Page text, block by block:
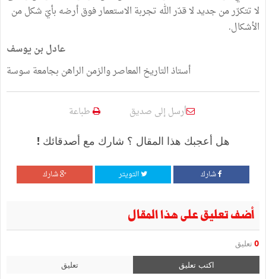
لا تتكرّر من جديد لا قدّر الله تجربة الاستعمار فوق أرضه بأيّ شكل من
الأشكال.
عادل بن يوسف
أستاذ التاريخ المعاصر والزمن الراهن بجامعة سوسة
أرسل إلى صديق طباعة
هل أعجبك هذا المقال ؟ شارك مع أصدقائك !
شارك التويتر شارك
أضف تعليق على هذا المقال
0 تعليق
اكتب تعليق تعليق